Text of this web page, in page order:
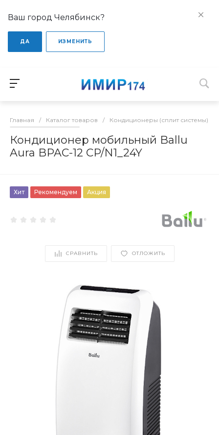
Ваш город Челябинск?
ДА ИЗМЕНИТЬ
Главная / Каталог товаров / Кондиционеры (сплит системы)
Кондиционер мобильный Ballu
Aura BPAC-12 CP/N1_24Y
Хит Рекомендуем Акция
СРАВНИТЬ ОТЛОЖИТЬ